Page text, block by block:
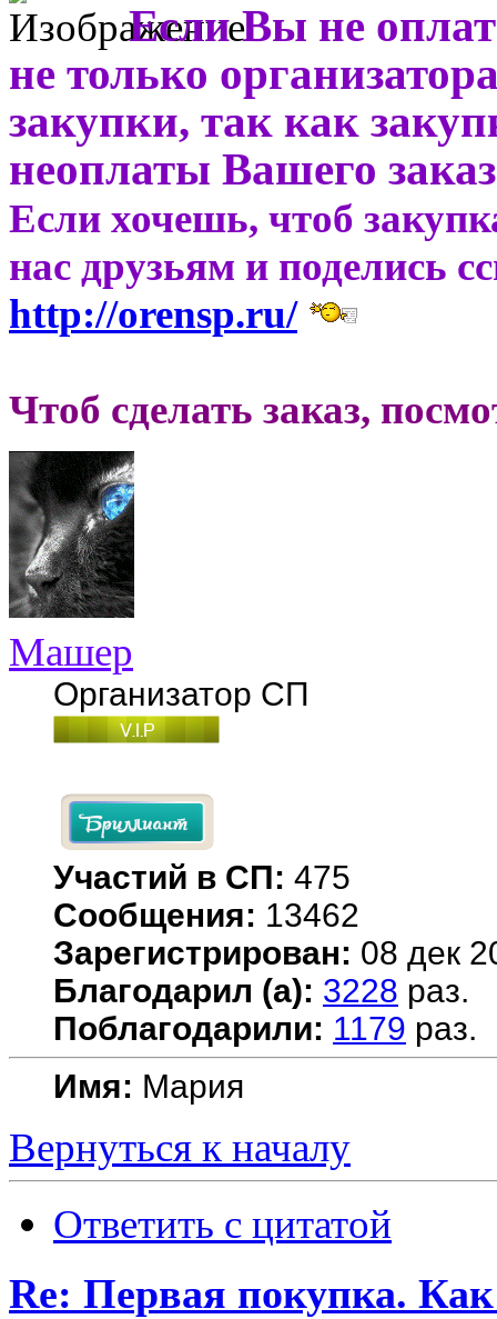
Если Вы не
не только
закупки, так как
неоплаты Вашего
Если хочешь, чтоб
нас друзьям и поделись
http://orensp.ru/
Чтоб сделать заказ,
Машер
Организатор СП
Участий в СП: 475
Сообщения: 13462
Зарегистрирован: 08 дек
Благодарил (а): 3228 раз.
Поблагодарили: 1179 раз.
Имя: Мария
Вернуться к началу
Ответить с цитатой
Re: Первая покупка.